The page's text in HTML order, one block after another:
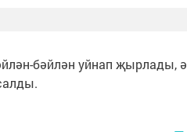
бәйлән уйнап җырлады,